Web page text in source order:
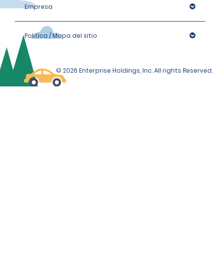
Empresa
Política / Mapa del sitio
© 2026 Enterprise Holdings, Inc. All rights Reserved.